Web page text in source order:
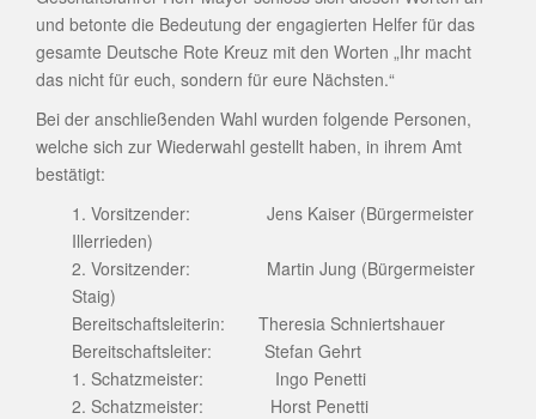
und betonte die Bedeutung der engagierten Helfer für das
gesamte Deutsche Rote Kreuz mit den Worten „Ihr macht
das nicht für euch, sondern für eure Nächsten.“
Bei der anschließenden Wahl wurden folgende Personen,
welche sich zur Wiederwahl gestellt haben, in ihrem Amt
bestätigt:
1. Vorsitzender: Jens Kaiser (Bürgermeister
Illerrieden)
2. Vorsitzender: Martin Jung (Bürgermeister
Staig)
Bereitschaftsleiterin: Theresia Schniertshauer
Bereitschaftsleiter: Stefan Gehrt
1. Schatzmeister: Ingo Penetti
2. Schatzmeister: Horst Penetti